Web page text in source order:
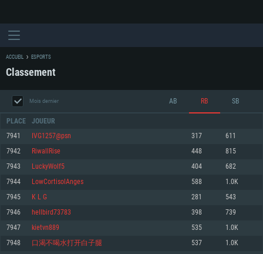
CONFIGURATION SYSTÈME REQUISE
Minimum
OS: Windows 10 (64 bit)
Minimum
OS: Mac OS Big Sur 11.0 ou plus récent
Minimum
OS: Les configurations Linux 64 bits les plus modernes
ACCUEIL ESPORTS
Classement
Mois dernier AB RB SB
PLACE JOUEUR
7941 IVG1257@psn 317 611
7942 RiwallRise 448 815
7943 LuckyWolf5 404 682
7944 LowCortisolAnges 588 1.0K
7945 K L G 281 543
7946 hellbird73783 398 739
7947 kietvn889 535 1.0K
7948 口渴不喝水打开白子腿 537 1.0K